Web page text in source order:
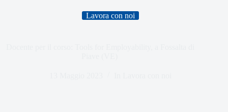
Lavora con noi